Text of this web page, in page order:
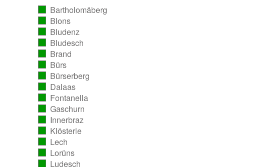
Bartholomäberg
ausgezählt)
Blons
ausgezählt)
Bludenz
ausgezählt)
Bludesch
ausgezählt)
Brand
ausgezählt)
Bürs
ausgezählt)
Bürserberg
ausgezählt)
Dalaas
ausgezählt)
Fontanella
ausgezählt)
Gaschurn
ausgezählt)
Innerbraz
ausgezählt)
Klösterle
ausgezählt)
Lech
ausgezählt)
Lorüns
Ludesch